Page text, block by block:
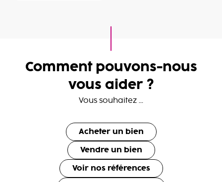
Comment pouvons-nous
vous aider ?
Vous souhaitez ...
Acheter un bien
Vendre un bien
Voir nos références